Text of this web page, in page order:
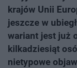
krajów Unii
jeszcze w
wariant jest już
kilkadziesiąt
nietypowe